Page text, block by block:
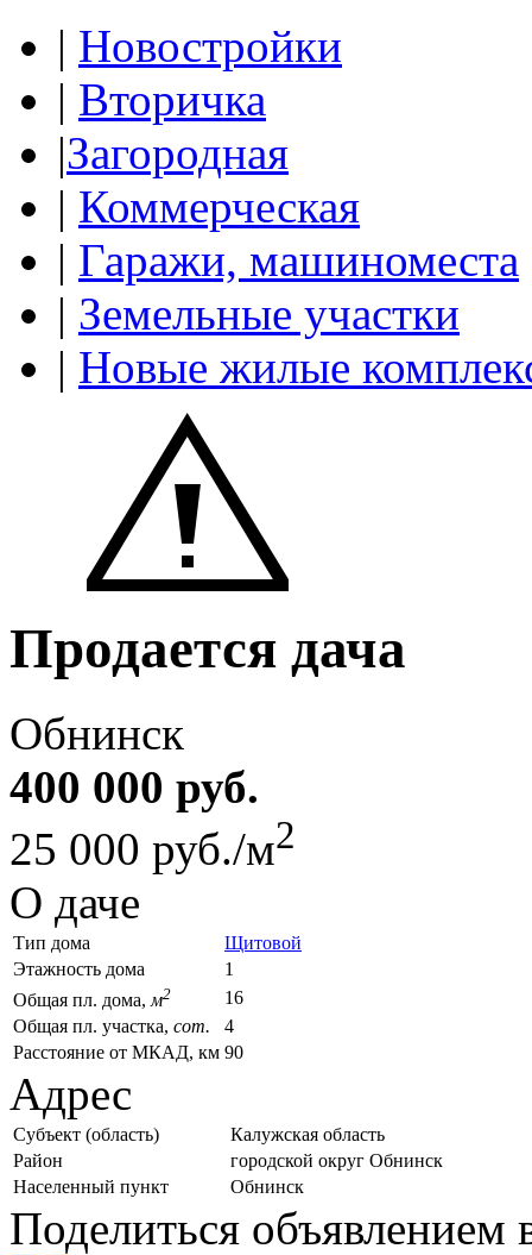
| Новостройки
| Вторичка
|Загородная
| Коммерческая
| Гаражи, машиноместа
| Земельные участки
| Новые жилые
Продается дача
Обнинск
400 000 руб.
25 000 руб./м2
О даче
Тип дома
Щитовой
Этажность дома
1
Общая пл. дома, м2
16
Общая пл. участка, сот.
4
Расстояние от МКАД, км 90
Адрес
Субъект (область)
Калужская область
Район
городской округ Обнинск
Населенный пункт
Обнинск
Поделиться объявлением